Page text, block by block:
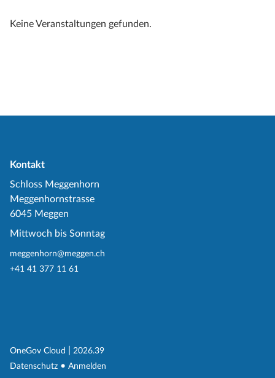
Keine Veranstaltungen gefunden.
Kontakt
Schloss Meggenhorn
Meggenhornstrasse
6045 Meggen
Mittwoch bis Sonntag
meggenhorn@meggen.ch
+41 41 377 11 61
OneGov Cloud (External Link)
2026.39
Datenschutz (External Link)
Anmelden